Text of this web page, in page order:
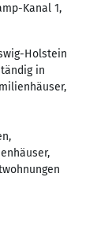
Kanal 1,
Holstein
in